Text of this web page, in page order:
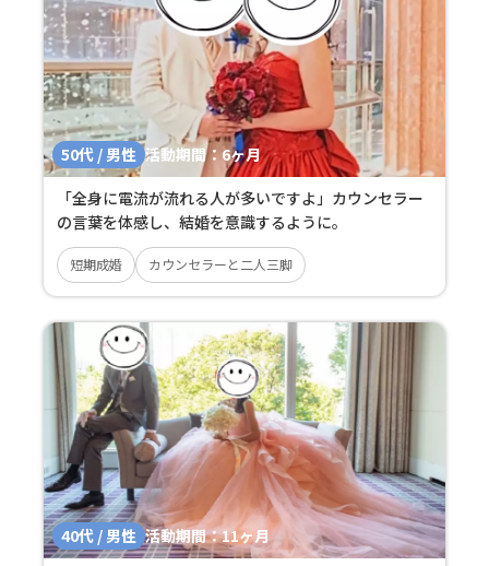
50代 / 男性 活動期間：6ヶ月
「全身に電流が流れる人が多いですよ」カウンセラー
の言葉を体感し、結婚を意識するように。
短期成婚 カウンセラーと二人三脚
40代 / 男性 活動期間：11ヶ月